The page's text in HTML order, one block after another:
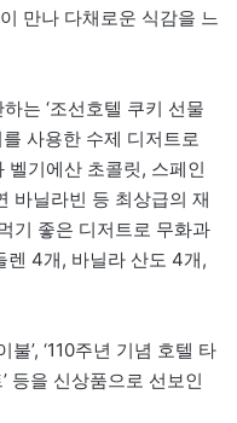
만나 다채로운 식감을 느
는 ‘조선호텔 쿠키 선물
사용한 수제 디저트로
벨기에산 초콜릿, 스페인
바닐라빈 등 최상급의 재
기 좋은 디저트로 무화과
렌 4개, 바닐라 산도 4개,
’, ‘110주년 기념 호텔 타
등을 신상품으로 선보인